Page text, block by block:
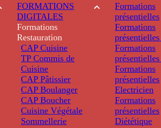
FORMATIONS
DIGITALES
Formations
Restauration
CAP Cuisine
TP Commis de
Cuisine
CAP Pâtissier
CAP Boulanger
CAP Boucher
Cuisine Végétale
Sommellerie
Formations
présentielles
Formations
présentielles
Formations
présentielles
Formations
présentielles
Electricien
Formations
présentielles
Diététique